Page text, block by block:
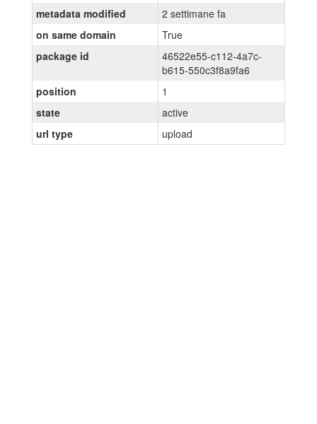
metadata modified
2 settimane fa
on same domain
True
package id
46522e55-c112-4a7c-
b615-550c3f8a9fa6
position
1
state
active
url type
upload